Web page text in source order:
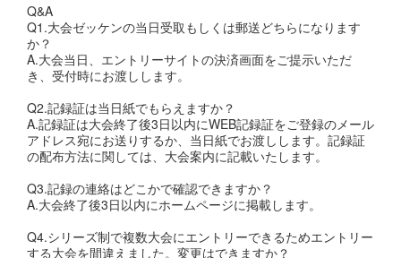
Q&A
Q1.大会ゼッケンの当日受取もしくは郵送どちらになります
か？
A.大会当日、エントリーサイトの決済画面をご提示いただ
き、受付時にお渡しします。
Q2.記録証は当日紙でもらえますか？
A.記録証は大会終了後3日以内にWEB記録証をご登録のメール
アドレス宛にお送りするか、当日紙でお渡しします。記録証
の配布方法に関しては、大会案内に記載いたします。
Q3.記録の連絡はどこかで確認できますか？
A.大会終了後3日以内にホームページに掲載します。
Q4.シリーズ制で複数大会にエントリーできるためエントリー
する大会を間違えました。変更はできますか？